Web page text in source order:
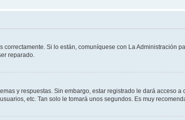
Si lo están, comuníquese con La Administración
reparado.
y respuestas. Sin embargo, estar registrado le dará acceso a
etc. Tan solo le tomará unos segundos. Es muy